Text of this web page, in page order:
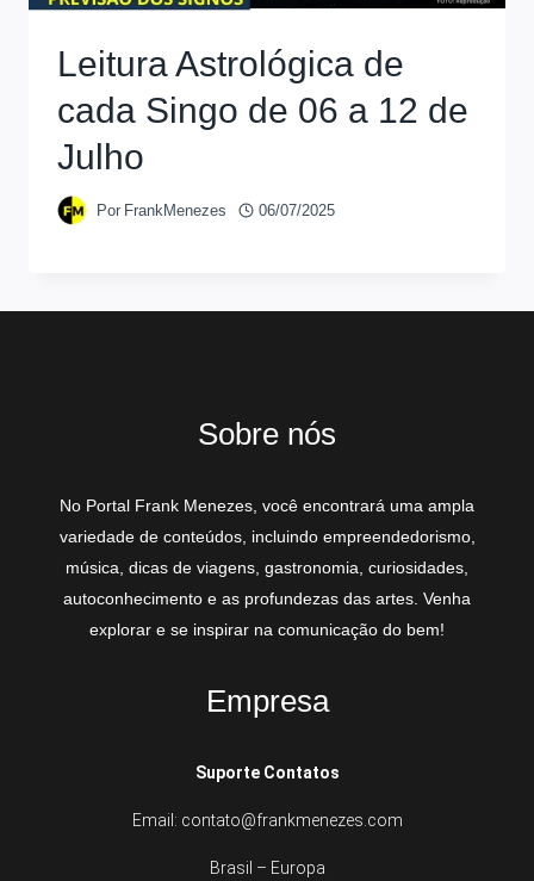
Leitura Astrológica de
cada Singo de 06 a 12 de
Julho
Por FrankMenezes 06/07/2025
Sobre nós
No Portal Frank Menezes, você encontrará uma ampla
variedade de conteúdos, incluindo empreendedorismo,
música, dicas de viagens, gastronomia, curiosidades,
autoconhecimento e as profundezas das artes. Venha
explorar e se inspirar na comunicação do bem!
Empresa
Suporte Contatos
Email: contato@frankmenezes.com
Brasil – Europa